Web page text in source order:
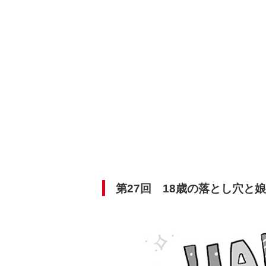
第27回 18歳の落とし穴と